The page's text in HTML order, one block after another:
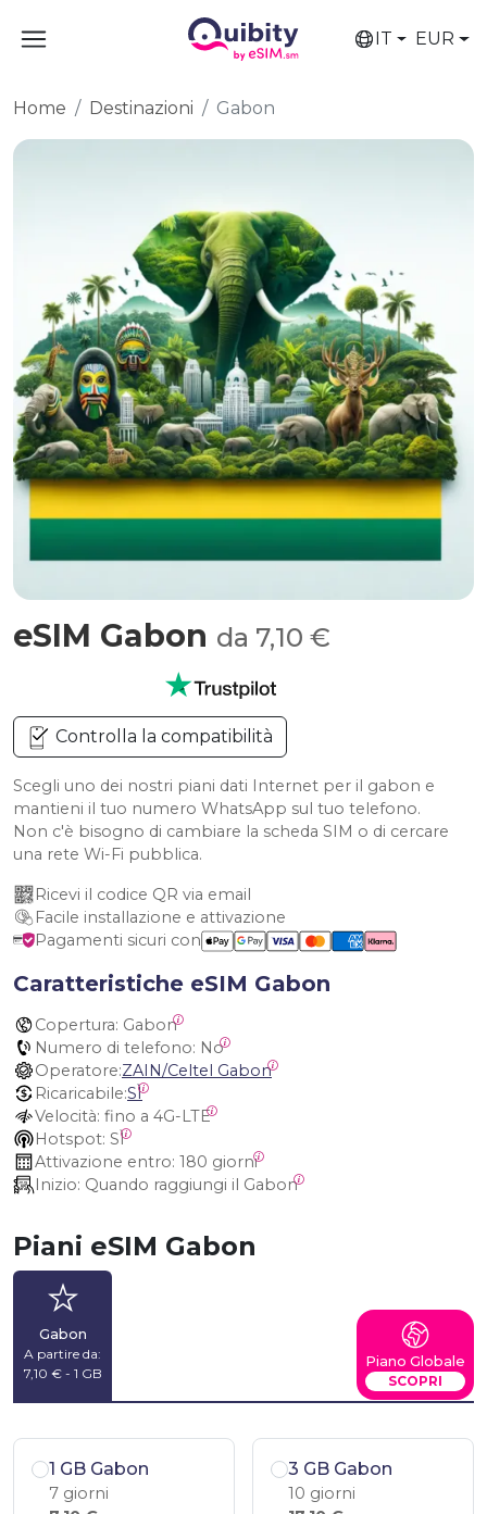
IT EUR
Home Destinazioni Gabon
eSIM Gabon da 7,10 €
Controlla la compatibilità
Scegli uno dei nostri piani dati Internet per il gabon e
mantieni il tuo numero WhatsApp sul tuo telefono.
Non c'è bisogno di cambiare la scheda SIM o di cercare
una rete Wi-Fi pubblica.
Ricevi il codice QR via email
Facile installazione e attivazione
Pagamenti sicuri con
Caratteristiche eSIM Gabon
Copertura: Gabon
Numero di telefono: No
Operatore:ZAIN/Celtel Gabon
Ricaricabile:SÌ
Velocità: fino a 4G-LTE
Hotspot: SÌ
Attivazione entro: 180 giorni
Inizio: Quando raggiungi il Gabon
Piani eSIM Gabon
Gabon
A partire da:
7,10 € - 1 GB
Piano Globale
SCOPRI
1 GB Gabon
7 giorni
3 GB Gabon
10 giorni